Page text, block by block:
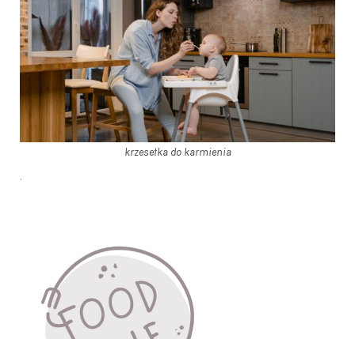
krzesełka do karmienia
.